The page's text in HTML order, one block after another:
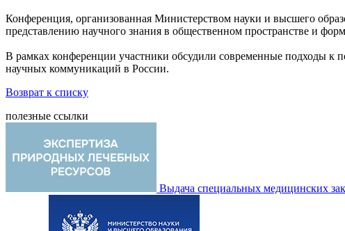
Конференция, организованная Министерством науки и высшего
представлению научного знания в общественном пространстве и
В рамках конференции участники обсудили современные подходы к
научных коммуникаций в России.
Возврат к списку
полезные ссылки
Выдача специальных медицинских